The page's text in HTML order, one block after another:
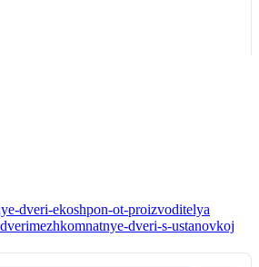
dveri-ekoshpon-ot-proizvoditelya
mezhkomnatnye-dveri-s-ustanovkoj